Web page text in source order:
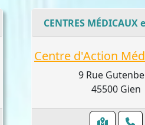
9 Rue
45500 Gien